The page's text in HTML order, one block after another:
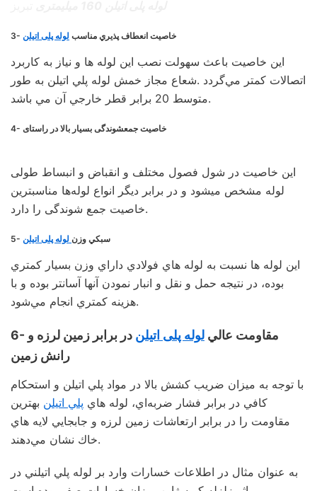
3- خاصيت انعطاف پذيري مناسب لوله پلی اتیلن
اين خاصيت باعث سهولت نصب اين لوله ها و نياز به كاربرد
اتصالات كمتر مي‌گردد .شعاع مجاز خمش لوله پلي اتيلن به طور
متوسط 20 برابر قطر خارجي آن مي باشد.
4- خاصيت جمعشوندگی بسيار بالا در راستای
این خاصیت در شول فصول مختلف و انقباض و انبساط طولی
لوله مشخص میشود و در برابر دیگر انواع لوله‌ها مناسبترین
خاصیت جمع شوندگی را دارد.
5- سبكي وزن لوله پلی اتیلن
اين لوله ها نسبت به لوله هاي فولادي داراي وزن بسيار كمتري
بوده، در نتيجه حمل و نقل و انبار نمودن آنها آسانتر بوده و با
هزينه كمتري انجام مي‌شود.
6- مقاومت عالي لوله پلی اتیلن در برابر زمين لرزه و
رانش زمين
با توجه به ميزان ضريب كشش بالا در مواد پلي اتيلن و استحكام
كافي در برابر فشار ضربه‌اي، لوله هاي پلي اتيلن بهترين
مقاومت را در برابر ارتعاشات زمين لرزه و جابجايي لايه هاي
خاك نشان مي‌دهند.
به عنوان مثال در اطلاعات خسارات وارد بر لوله پلي اتيلني در